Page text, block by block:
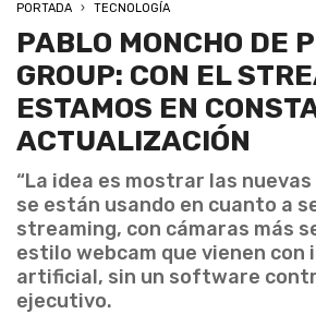
PORTADA TECNOLOGÍA
PABLO MONCHO DE
GROUP: CON EL
ESTAMOS EN
ACTUALIZACIÓN
“La idea es mostrar las
se están usando en cuanto a
streaming, con cámaras más
estilo webcam que vienen con
artificial, sin un software
ejecutivo.